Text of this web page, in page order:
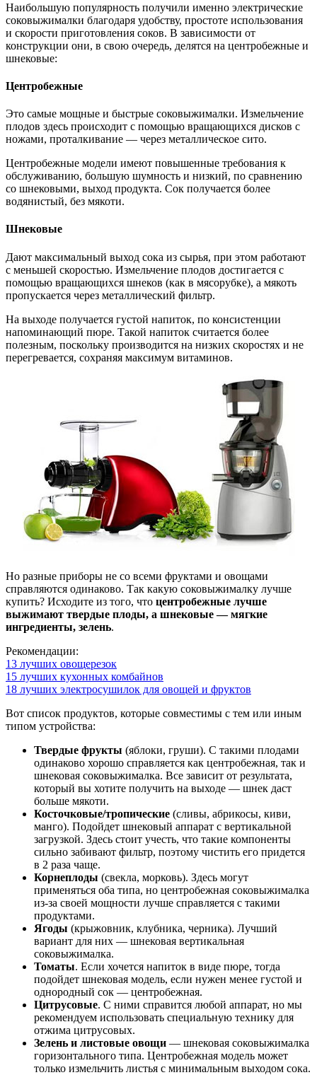
Наибольшую популярность получили именно электрические
соковыжималки благодаря удобству, простоте использования
и скорости приготовления соков. В зависимости от
конструкции они, в свою очередь, делятся на центробежные и
шнековые:
Центробежные
Это самые мощные и быстрые соковыжималки. Измельчение
плодов здесь происходит с помощью вращающихся дисков с
ножами, проталкивание — через металлическое сито.
Центробежные модели имеют повышенные требования к
обслуживанию, большую шумность и низкий, по сравнению
со шнековыми, выход продукта. Сок получается более
водянистый, без мякоти.
Шнековые
Дают максимальный выход сока из сырья, при этом работают
с меньшей скоростью. Измельчение плодов достигается с
помощью вращающихся шнеков (как в мясорубке), а мякоть
пропускается через металлический фильтр.
На выходе получается густой напиток, по консистенции
напоминающий пюре. Такой напиток считается более
полезным, поскольку производится на низких скоростях и не
перегревается, сохраняя максимум витаминов.
Но разные приборы не со всеми фруктами и овощами
справляются одинаково. Так какую соковыжималку лучше
купить? Исходите из того, что центробежные лучше
выжимают твердые плоды, а шнековые — мягкие
ингредиенты, зелень.
Рекомендации:
13 лучших овощерезок
15 лучших кухонных комбайнов
18 лучших электросушилок для овощей и фруктов
Вот список продуктов, которые совместимы с тем или иным
типом устройства:
Твердые фрукты (яблоки, груши). С такими плодами
одинаково хорошо справляется как центробежная, так и
шнековая соковыжималка. Все зависит от результата,
который вы хотите получить на выходе — шнек даст
больше мякоти.
Косточковые/тропические (сливы, абрикосы, киви,
манго). Подойдет шнековый аппарат с вертикальной
загрузкой. Здесь стоит учесть, что такие компоненты
сильно забивают фильтр, поэтому чистить его придется
в 2 раза чаще.
Корнеплоды (свекла, морковь). Здесь могут
применяться оба типа, но центробежная соковыжималка
из-за своей мощности лучше справляется с такими
продуктами.
Ягоды (крыжовник, клубника, черника). Лучший
вариант для них — шнековая вертикальная
соковыжималка.
Томаты. Если хочется напиток в виде пюре, тогда
подойдет шнековая модель, если нужен менее густой и
однородный сок — центробежная.
Цитрусовые. С ними справится любой аппарат, но мы
рекомендуем использовать специальную технику для
отжима цитрусовых.
Зелень и листовые овощи — шнековая соковыжималка
горизонтального типа. Центробежная модель может
только измельчить листья с минимальным выходом сока.